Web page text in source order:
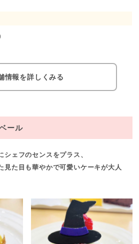
情報を詳しくみる
ール
ェフのセンスをプラス、
見た目も華やかで可愛いケーキが大人